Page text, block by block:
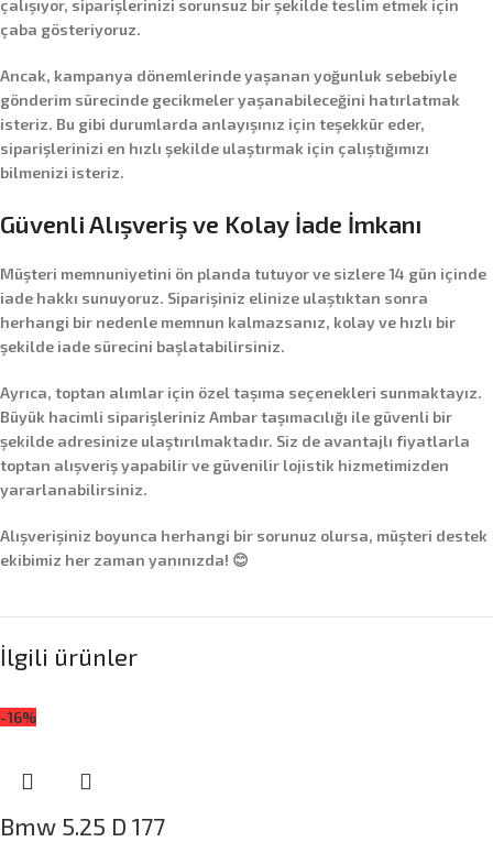
çalışıyor, siparişlerinizi sorunsuz bir şekilde teslim etmek için
çaba gösteriyoruz.
Ancak, kampanya dönemlerinde yaşanan yoğunluk sebebiyle
gönderim sürecinde gecikmeler yaşanabileceğini hatırlatmak
isteriz. Bu gibi durumlarda anlayışınız için teşekkür eder,
siparişlerinizi en hızlı şekilde ulaştırmak için çalıştığımızı
bilmenizi isteriz.
Güvenli Alışveriş ve Kolay İade İmkanı
Müşteri memnuniyetini ön planda tutuyor ve sizlere14 gün içinde
iade hakkı sunuyoruz. Siparişiniz elinize ulaştıktan sonra
herhangi bir nedenle memnun kalmazsanız, kolay ve hızlı bir
şekilde iade sürecini başlatabilirsiniz.
Ayrıca, toptan alımlar için özel taşıma seçenekleri sunmaktayız.
Büyük hacimli siparişleriniz Ambar taşımacılığı ile güvenli bir
şekilde adresinize ulaştırılmaktadır. Siz de avantajlı fiyatlarla
toptan alışveriş yapabilir ve güvenilir lojistik hizmetimizden
yararlanabilirsiniz.
Alışverişiniz boyunca herhangi bir sorunuz olursa, müşteri destek
ekibimiz her zaman yanınızda! 😊
İlgili ürünler
-16%
Bmw 5.25 D 177